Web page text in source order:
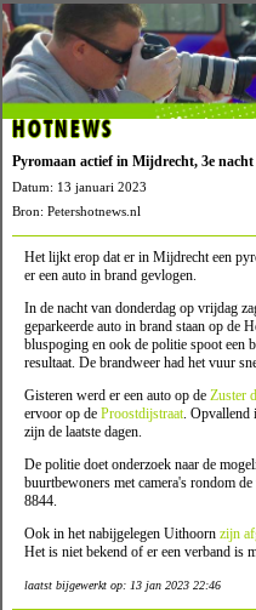
HOTNEWS
Pyromaan actief in Mijdrecht, 3e
Datum: 13 januari 2023
Bron: Petershotnews.nl
Het lijkt erop dat er in Mijdrecht een
er een auto in brand gevlogen.
In de nacht van donderdag op vrijdag
geparkeerde auto in brand staan op de
bluspoging en ook de politie spoot een
resultaat. De brandweer had het vuur
Gisteren werd er een auto op de Zuster
ervoor op de Proostdijstraat. Opvallend
zijn de laatste dagen.
De politie doet onderzoek naar de
buurtbewoners met camera's rondom
8844.
Ook in het nabijgelegen Uithoorn zijn
Het is niet bekend of er een verband is
laatst bijgewerkt op: 13 jan 2023 22:46